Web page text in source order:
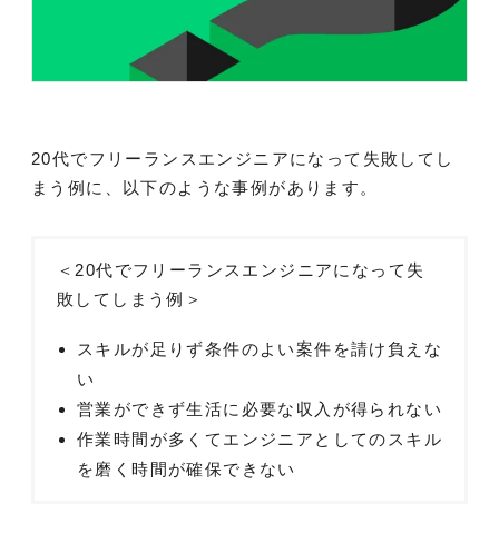
20代でフリーランスエンジニアになって失敗してし
まう例に、以下のような事例があります。
＜20代でフリーランスエンジニアになって失
敗してしまう例＞
スキルが足りず条件のよい案件を請け負えな
い
営業ができず生活に必要な収入が得られない
作業時間が多くてエンジニアとしてのスキル
を磨く時間が確保できない